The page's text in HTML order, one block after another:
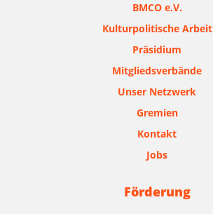
BMCO e.V.
Kulturpolitische Arbeit
Präsidium
Mitgliedsverbände
Unser Netzwerk
Gremien
Kontakt
Jobs
Förderung